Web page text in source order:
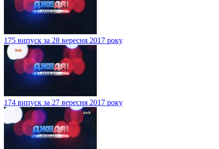
175 випуск за 28 вересня 2017 року
174 випуск за 27 вересня 2017 року